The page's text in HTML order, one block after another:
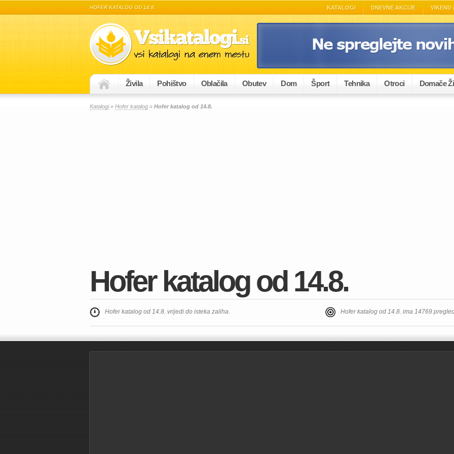
HOFER KATALOG OD 14.8. KATALOGI DNEVNE AKCIJE VIKEND
Živila Pohištvo Oblačila Obutev Dom Šport Tehnika Otroci Domače
Katalogi» Hofer katalog » Hofer katalog od 14.8.
Hofer katalog od 14.8.
Hofer katalog od 14.8. vrijedi do isteka zaliha. Hofer katalog od 14.8. ima 14769